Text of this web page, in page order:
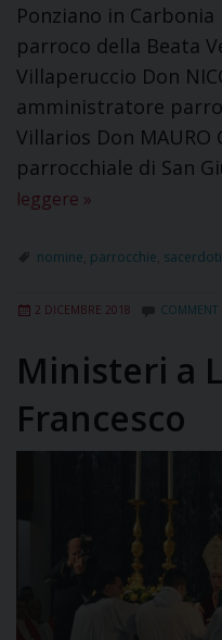
Ponziano in Carbonia
parroco della Beata
Villaperuccio Don
amministratore
Villarios Don
parrocchiale di San
leggere »
nomine parrocchie sacerdoti
2 DICEMBRE 2018 COMMENT
Ministeri a
Francesco